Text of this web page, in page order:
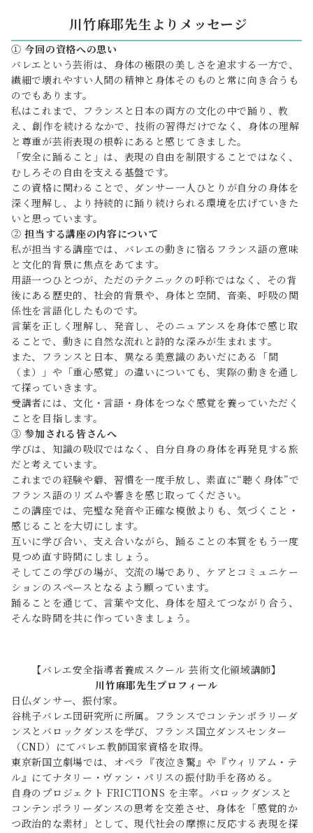
川竹麻耶先生 より メッセージ
①今回の資格への思い
バレエという芸術は、身体の極限の美しさを追求する一方で、
繊細で壊れやすい人間の精神と身体そのものと常に向き合うも
のでもあります。
私はこれまで、フランスと日本の両方の文化の中で踊り、教
え、創作を続けるなかで、技術の習得だけでなく、身体の理解
と尊重が芸術表現の根幹にあると感じてきました。
「安全に踊ること」は、表現の自由を制限することではなく、
むしろその自由を支える基盤です。
この資格に関わることで、ダンサー一人ひとりが自分の身体を
深く理解し、より持続的に踊り続けられる環境を広げていきた
いと思っています。
②担当する講座の内容について
私が担当する講座では、バレエの動きに宿るフランス語の意味
と文化的背景に焦点をあてます。
用語一つひとつが、ただのテクニックの呼称ではなく、その背
後にある歴史的、社会的背景や、身体と空間、音楽、呼吸の関
係性を言語化したものです。
言葉を正しく理解し、発音し、そのニュアンスを身体で感じ取
ることで、動きに自然な流れと詩的な深みが生まれます。
また、フランスと日本、異なる美意識のあいだにある「間
（ま）」や「重心感覚」の違いについても、実際の動きを通し
て探っていきます。
受講者には、文化・言語・身体をつなぐ感覚を養っていただく
ことを目指します。
③参加される皆さんへ
学びは、知識の吸収ではなく、自分自身の身体を再発見する旅
だと考えています。
これまでの経験や癖、習慣を一度手放し、素直に“聴く身体”で
フランス語のリズムや響きを感じ取ってください。
この講座では、完璧な発音や正確な模倣よりも、気づくこと・
感じることを大切にします。
互いに学び合い、支え合いながら、踊ることの本質をもう一度
見つめ直す時間にしましょう。
そしてこの学びの場が、交流の場であり、ケアとコミュニケー
ションのスペースとなるよう願っています。
踊ることを通じて、言葉や文化、身体を超えてつながり合う、
そんな時間を共に作っていきましょう。
【バレエ安全指導者養成スクール 芸術文化領域講師】
川竹麻耶先生プロフィール
日仏ダンサー、振付家。
谷桃子バレエ団研究所に所属。フランスでコンテンポラリーダ
ンスとバロックダンスを学び、フランス国立ダンスセンター
（CND）にてバレエ教師国家資格を取得。
東京新国立劇場では、オペラ『夜泣き驚』や『ウィリアム・テ
ル』にてナタリー・ヴァン・パリスの振付助手を務める。
自身のプロジェクト FRICTIONS を主宰。バロックダンスと
コンテンポラリーダンスの思考を交差させ、身体を「感覚的か
つ政治的な素材」として、現代社会の摩擦に反応する表現を探